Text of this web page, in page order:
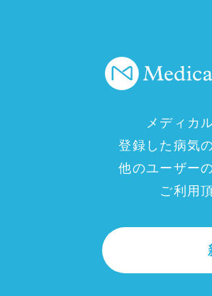
メディカ
登録した病気
他のユーザー
ご利用